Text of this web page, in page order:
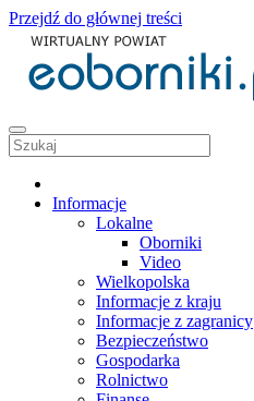
Przejdź do głównej treści
Informacje
Lokalne
Oborniki
Video
Wielkopolska
Informacje z kraju
Informacje z zagranicy
Bezpieczeństwo
Gospodarka
Rolnictwo